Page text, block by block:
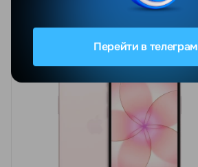
Перейти в телеграм